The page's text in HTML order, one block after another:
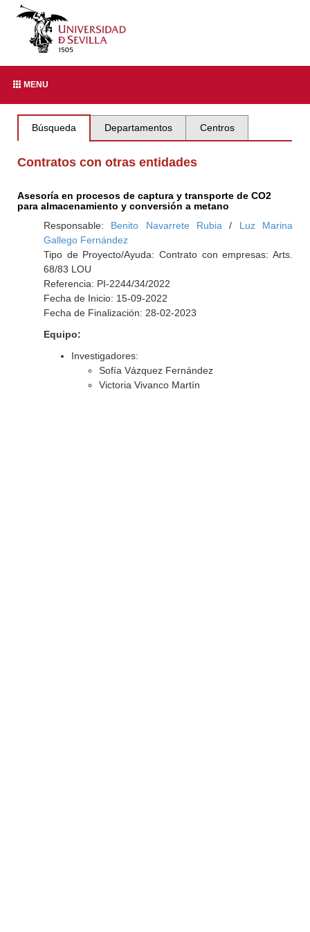
MENU
Búsqueda Departamentos Centros
Contratos con otras entidades
Asesoría en procesos de captura y transporte de CO2
para almacenamiento y conversión a metano
Responsable: Benito Navarrete Rubia / Luz Marina
Gallego Fernández
Tipo de Proyecto/Ayuda: Contrato con empresas: Arts.
68/83 LOU
Referencia: PI-2244/34/2022
Fecha de Inicio: 15-09-2022
Fecha de Finalización: 28-02-2023
Equipo:
Investigadores:
Sofía Vázquez Fernández
Victoria Vivanco Martín